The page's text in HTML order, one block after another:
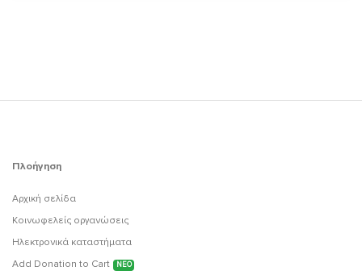
Πλοήγηση
Αρχική σελίδα
Κοινωφελείς οργανώσεις
Ηλεκτρονικά καταστήματα
Add Donation to Cart
ΝΕΟ